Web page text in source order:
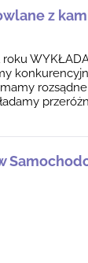
z
roku